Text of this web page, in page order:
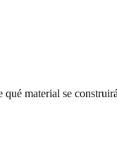
material se